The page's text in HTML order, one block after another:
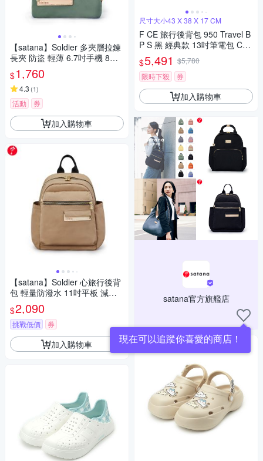
【satana】Soldier 多夾層拉鍊
長夾 防盜 輕薄 6.7吋手機 8格
夾層 台灣製 SOS1725 - 抹茶拿
鐵
$1,760
4.3 (1)
活動 券
加入購物車
【satana】Soldier 心旅行後背
包 輕量防潑水 11吋平板 減壓
止滑背帶 台灣製 SOS2595 - 摩
卡慕斯
$2,090
挑戰低價 券
加入購物車
尺寸大小43 X 38 X 17 CM
F CE 旅行後背包 950 Travel B
P S 黑 經典款 13吋筆電包 CO
RDURA FNI30251B0002BLA
$5,491 $5,780
限時下殺
券
加入購物車
satana官方旗艦店
現在可以追蹤你喜愛的商店！